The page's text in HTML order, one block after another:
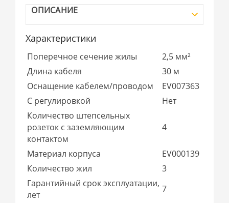
ОПИСАНИЕ
Характеристики
Поперечное сечение жилы
2,5 мм²
Длина кабеля
30 м
Оснащение кабелем/проводом
EV007363
С регулировкой
Нет
Количество штепсельных
розеток с заземляющим
контактом
4
Материал корпуса
EV000139
Количество жил
3
Гарантийный срок эксплуатации,
лет
7